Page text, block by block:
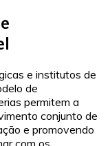
e institutos de
de
permitem a
conjunto de
e promovendo
com os